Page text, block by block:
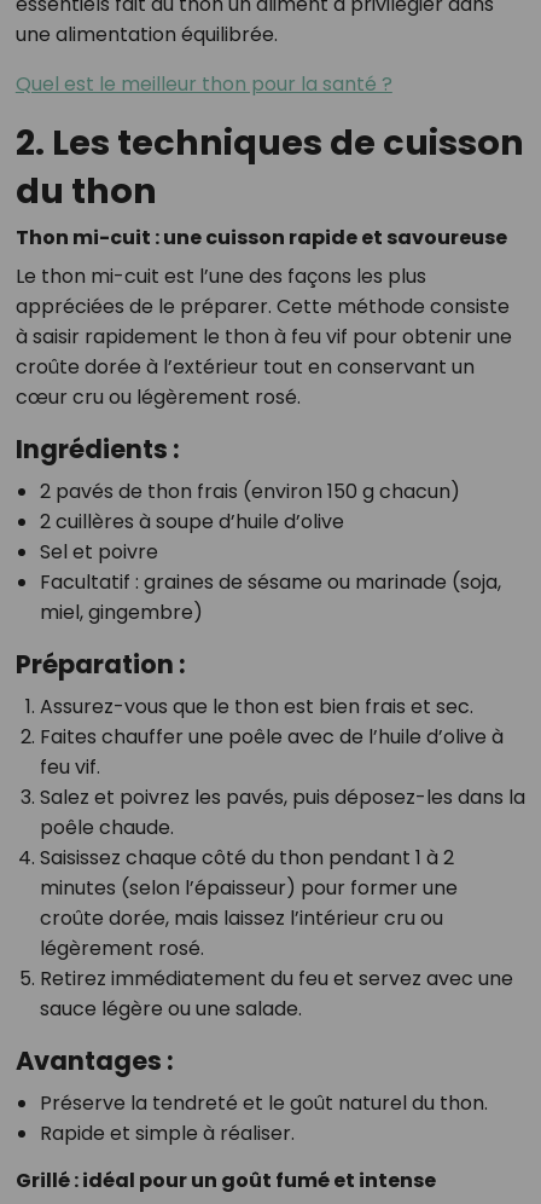
une alimentation équilibrée.
Quel est le meilleur thon pour la santé ?
2. Les techniques de cuisson
du thon
Thon mi-cuit : une cuisson rapide et savoureuse
Le thon mi-cuit est l’une des façons les plus
appréciées de le préparer. Cette méthode consiste
à saisir rapidement le thon à feu vif pour obtenir une
croûte dorée à l’extérieur tout en conservant un
cœur cru ou légèrement rosé.
Ingrédients :
2 pavés de thon frais (environ 150 g chacun)
2 cuillères à soupe d’huile d’olive
Sel et poivre
Facultatif : graines de sésame ou marinade (soja,
miel, gingembre)
Préparation :
Assurez-vous que le thon est bien frais et sec.
Faites chauffer une poêle avec de l’huile d’olive à
feu vif.
Salez et poivrez les pavés, puis déposez-les dans la
poêle chaude.
Saisissez chaque côté du thon pendant 1 à 2
minutes (selon l’épaisseur) pour former une
croûte dorée, mais laissez l’intérieur cru ou
légèrement rosé.
Retirez immédiatement du feu et servez avec une
sauce légère ou une salade.
Avantages :
Préserve la tendreté et le goût naturel du thon.
Rapide et simple à réaliser.
Grillé : idéal pour un goût fumé et intense